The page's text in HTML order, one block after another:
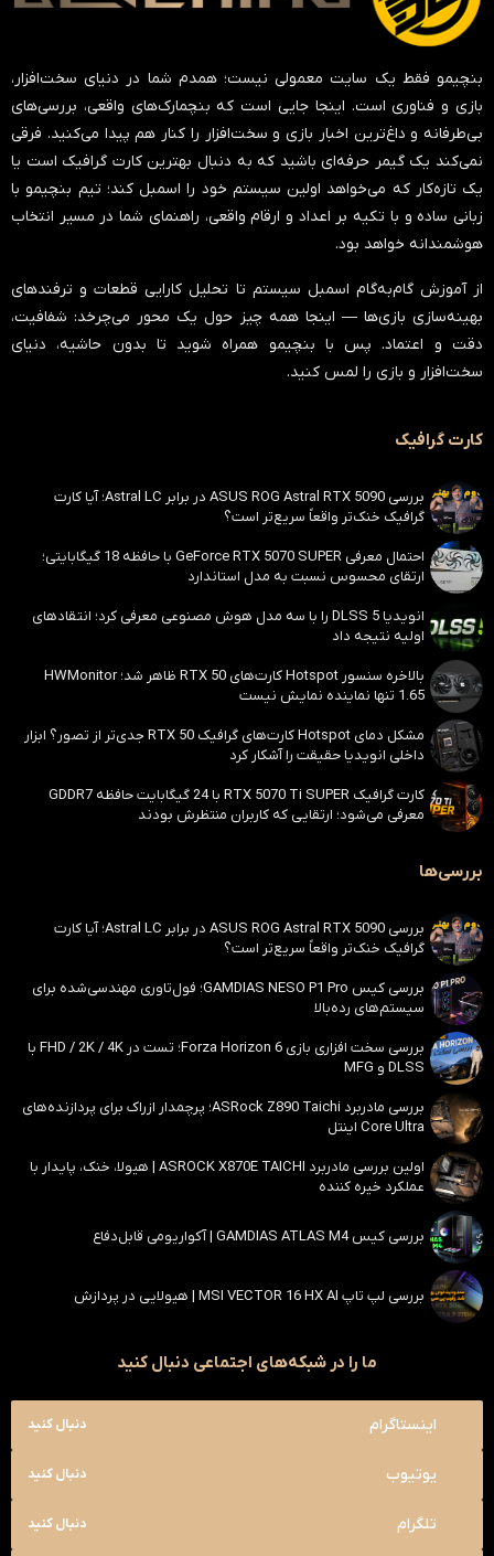
بنچیمو فقط یک سایت معمولی نیست؛ همدم شما در دنیای سخت‌افزار،
بازی و فناوری است. اینجا جایی است که بنچمارک‌های واقعی، بررسی‌های
بی‌طرفانه و داغ‌ترین اخبار بازی و سخت‌افزار را کنار هم پیدا می‌کنید. فرقی
نمی‌کند یک گیمر حرفه‌ای باشید که به دنبال بهترین کارت گرافیک است یا
یک تازه‌کار که می‌خواهد اولین سیستم خود را اسمبل کند؛ تیم بنچیمو با
زبانی ساده و با تکیه بر اعداد و ارقام واقعی، راهنمای شما در مسیر انتخاب
هوشمندانه خواهد بود.
از آموزش گام‌به‌گام اسمبل سیستم تا تحلیل کارایی قطعات و ترفندهای
بهینه‌سازی بازی‌ها — اینجا همه چیز حول یک محور می‌چرخد: شفافیت،
دقت و اعتماد. پس با بنچیمو همراه شوید تا بدون حاشیه، دنیای
سخت‌افزار و بازی را لمس کنید.
کارت گرافیک
بررسی ASUS ROG Astral RTX 5090 در برابر Astral LC؛ آیا کارت
گرافیک خنک‌تر واقعاً سریع‌تر است؟
احتمال معرفی GeForce RTX 5070 SUPER با حافظه 18 گیگابایتی؛
ارتقای محسوس نسبت به مدل استاندارد
انویدیا DLSS 5 را با سه مدل هوش مصنوعی معرفی کرد؛ انتقادهای
اولیه نتیجه داد
بالاخره سنسور Hotspot کارت‌های RTX 50 ظاهر شد؛ HWMonitor
1.65 تنها نماینده نمایش نیست
مشکل دمای Hotspot کارت‌های گرافیک RTX 50 جدی‌تر از تصور؟ ابزار
داخلی انویدیا حقیقت را آشکار کرد
کارت گرافیک RTX 5070 Ti SUPER با 24 گیگابایت حافظه GDDR7
معرفی می‌شود؛ ارتقایی که کاربران منتظرش بودند
بررسی‌ها
بررسی ASUS ROG Astral RTX 5090 در برابر Astral LC؛ آیا کارت
گرافیک خنک‌تر واقعاً سریع‌تر است؟
بررسی کیس GAMDIAS NESO P1 Pro؛ فول‌تاوری مهندسی‌شده برای
سیستم‌های رده‌بالا
بررسی سخت افزاری بازی Forza Horizon 6؛ تست در FHD / 2K / 4K با
DLSS و MFG
بررسی مادربرد ASRock Z890 Taichi؛ پرچمدار ازراک برای پردازنده‌های
Core Ultra اینتل
اولین بررسی مادربرد ASROCK X870E TAICHI | هیولا، خنک، پایدار با
عملکرد خیره کننده
بررسی کیس GAMDIAS ATLAS M4 | آکواریومی قابل‌دفاع
بررسی لپ تاپ MSI VECTOR 16 HX AI | هیولایی در پردازش
ما را در شبکه‌های اجتماعی دنبال کنید
اینستاگرام دنبال کنید
یوتیوب دنبال کنید
تلگرام دنبال کنید